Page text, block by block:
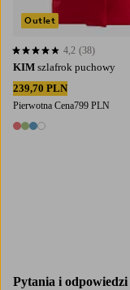
KIM szlafrok puchowy
239,70 PLN
Pierwotna Cena799 PLN
4 kolory
4,2 opierając się na 38
4,2 (38)
Outlet
Pytania i odpowiedzi